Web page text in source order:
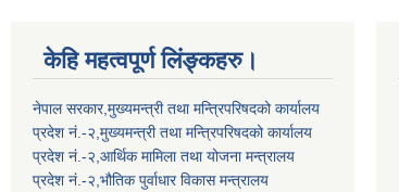
केहि महत्वपूर्ण लिंङ्कहरु।
नेपाल सरकार,मुख्यमन्त्री तथा मन्त्रिपरिषदको कार्यालय
प्रदेश नं.-२,मुख्यमन्त्री तथा मन्त्रिपरिषदको कार्यालय
प्रदेश नं.-२,आर्थिक मामिला तथा योजना मन्त्रालय
प्रदेश नं.-२,भौतिक पुर्वाधार विकास मन्त्रालय